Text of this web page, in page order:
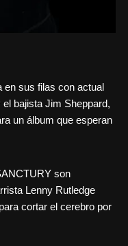
en sus filas con actual
el bajista Jim Sheppard,
un álbum que esperan
son
Lenny Rutledge
cortar el cerebro por